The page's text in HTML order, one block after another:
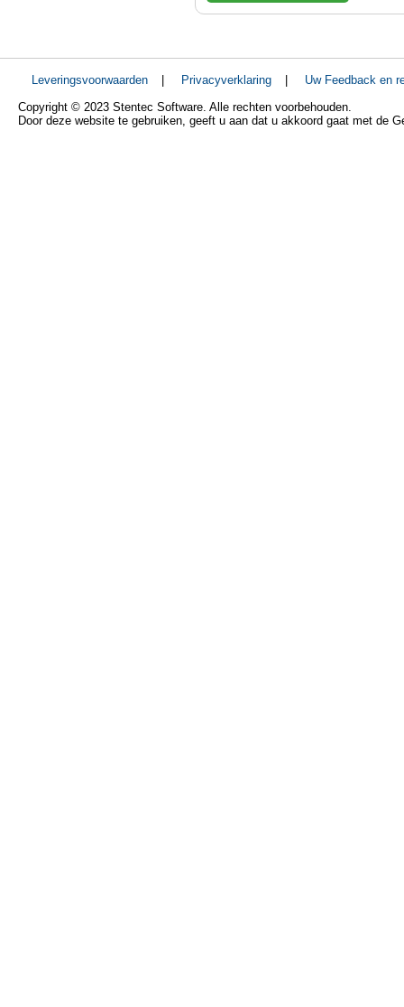
Leveringsvoorwaarden | Privacyverklaring |
Uw Feedback en
Copyright © 2023 Stentec Software. Alle rechten voorbehouden.
Door deze website te gebruiken, geeft u aan dat u akkoord gaat met de